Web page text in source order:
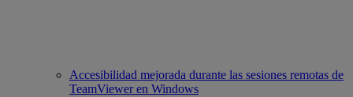
Accesibilidad mejorada durante las sesiones remotas de
TeamViewer en Windows